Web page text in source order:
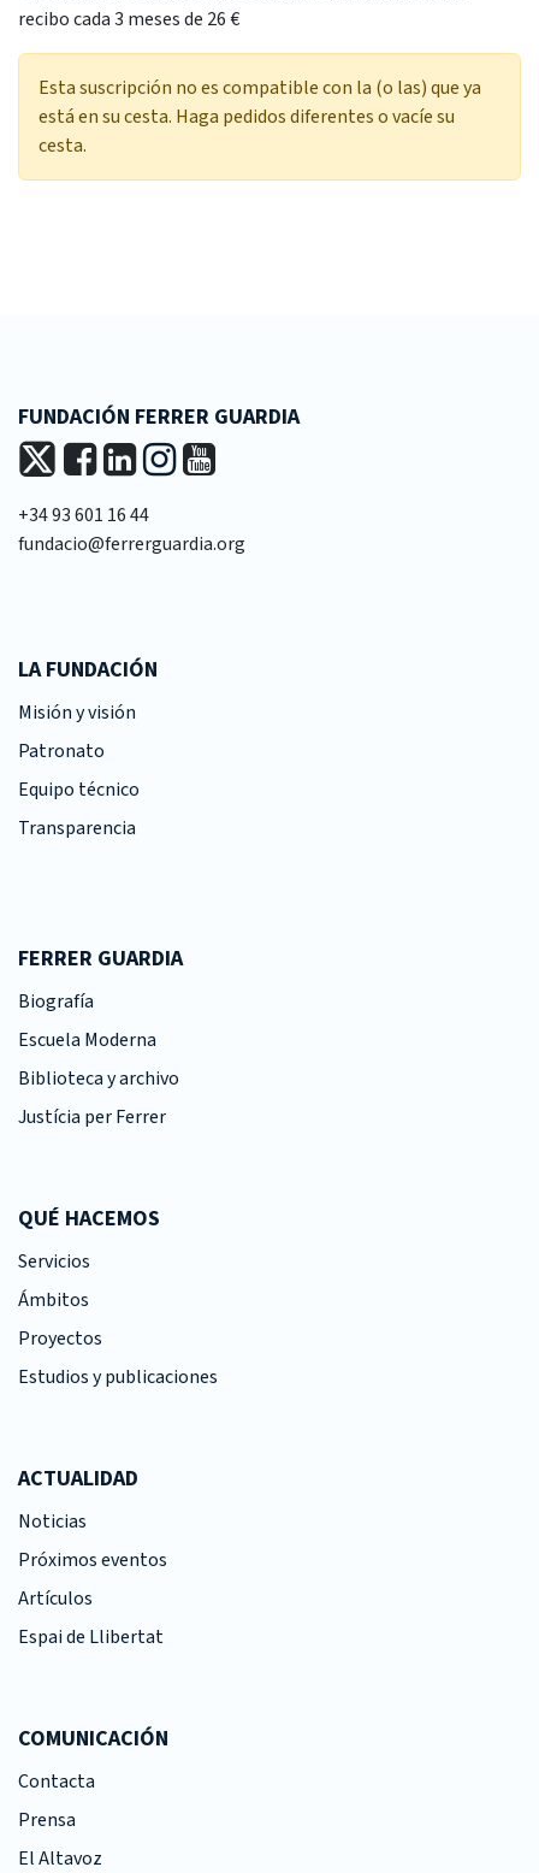
recibo cada 3 meses de 26 €
Esta suscripción no es compatible con la (o las) que ya
está en su cesta. Haga pedidos diferentes o vacíe su
cesta.
FUNDACIÓN FERRER GUARDIA
+34 93 601 16 44
fundacio@ferrerguardia.org
LA FUNDACIÓN
Misión y visión
Patronato
Equipo técnico
Transparencia
FERRER GUARDIA
Biografía
Escuela Moderna
Biblioteca y archivo
Justícia per Ferrer
QUÉ HACEMOS
Servicios
Ámbitos
Proyectos
Estudios y publicaciones
ACTUALIDAD
Noticias
Próximos eventos
Artículos
Espai de Llibertat
COMUNICACIÓN
Contacta
Prensa
El Altavoz